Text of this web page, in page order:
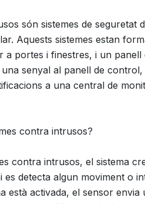
són sistemes de seguretat
Aquests sistemes estan
a portes i finestres, i un
senyal al panell de
a una central de
contra intrusos?
contra intrusos, el sistema
es detecta algun moviment o
està activada, el sensor